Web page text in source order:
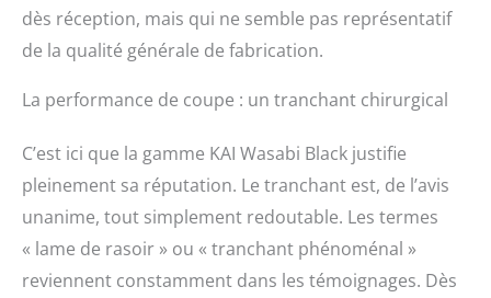
intégrant qualité et
précision dans chaque
dès réception, mais qui ne semble pas représentatif
de la qualité générale de fabrication.
La performance de coupe : un tranchant chirurgical
C’est ici que la gamme KAI Wasabi Black justifie
pleinement sa réputation. Le tranchant est, de l’avis
unanime, tout simplement redoutable. Les termes
« lame de rasoir » ou « tranchant phénoménal »
reviennent constamment dans les témoignages. Dès